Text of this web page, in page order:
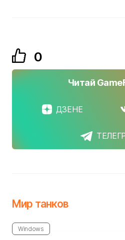
0
Читай
ДЗЕНЕ
Мир танков
Windows